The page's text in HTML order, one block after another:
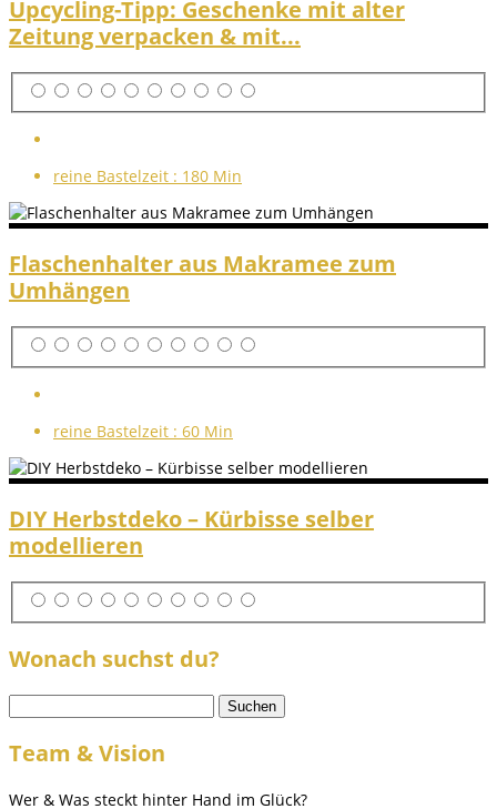
Upcycling-Tipp: Geschenke mit alter
Zeitung verpacken & mit...
reine Bastelzeit : 180 Min
Flaschenhalter aus Makramee zum
Umhängen
reine Bastelzeit : 60 Min
DIY Herbstdeko – Kürbisse selber
modellieren
Wonach suchst du?
nach:
Team & Vision
Wer & Was steckt hinter Hand im Glück?